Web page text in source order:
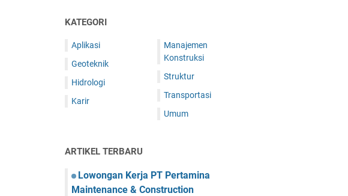
KATEGORI
Aplikasi
Geoteknik
Hidrologi
Karir
Manajemen
Konstruksi
Struktur
Transportasi
Umum
ARTIKEL TERBARU
Lowongan Kerja PT Pertamina
Maintenance & Construction